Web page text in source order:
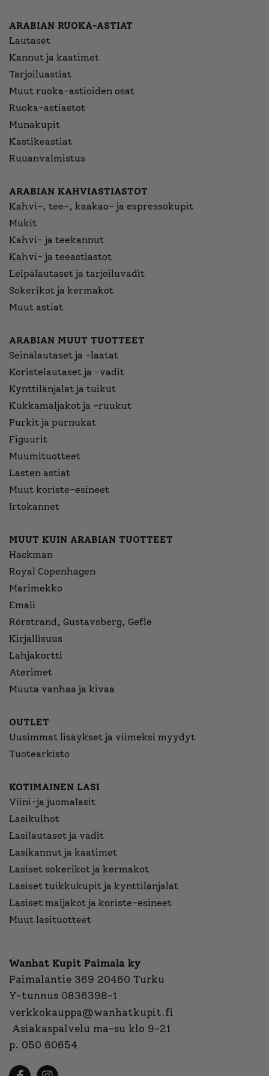
ARABIAN RUOKA-ASTIAT
Lautaset
Kannut ja kaatimet
Tarjoiluastiat
Muut ruoka-astioiden osat
Ruoka-astiastot
Munakupit
Kastikeastiat
Ruuanvalmistus
ARABIAN KAHVIASTIASTOT
Kahvi-, tee-, kaakao- ja espressokupit
Mukit
Kahvi- ja teekannut
Kahvi- ja teeastiastot
Leipälautaset ja tarjoiluvadit
Sokerikot ja kermakot
Muut astiat
ARABIAN MUUT TUOTTEET
Seinälautaset ja -laatat
Koristelautaset ja -vadit
Kynttilänjalat ja tuikut
Kukkamaljakot ja -ruukut
Purkit ja purnukat
Figuurit
Muumituotteet
Lasten astiat
Muut koriste-esineet
Irtokannet
MUUT KUIN ARABIAN TUOTTEET
Hackman
Royal Copenhagen
Marimekko
Emali
Rörstrand, Gustavsberg, Gefle
Kirjallisuus
Lahjakortti
Aterimet
Muuta vanhaa ja kivaa
OUTLET
Uusimmat lisäykset ja viimeksi myydyt
Tuotearkisto
KOTIMAINEN LASI
Viini-ja juomalasit
Lasikulhot
Lasilautaset ja vadit
Lasikannut ja kaatimet
Lasiset sokerikot ja kermakot
Lasiset tuikkukupit ja kynttilänjalat
Lasiset maljakot ja koriste-esineet
Muut lasituotteet
Wanhat Kupit Paimala ky
Paimalantie 369 20460 Turku
Y-tunnus 0836398-1
verkkokauppa@wanhatkupit.fi
Asiakaspalvelu ma-su klo 9-21
p. 050 60654